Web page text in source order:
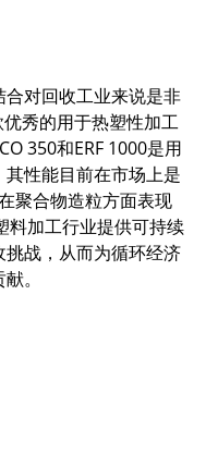
对回收工业来说是非
秀的用于热塑性加工
350和ERF 1000是用
性能目前在市场上是
聚合物造粒方面表现
料加工行业提供可持续
战，从而为循环经济
。